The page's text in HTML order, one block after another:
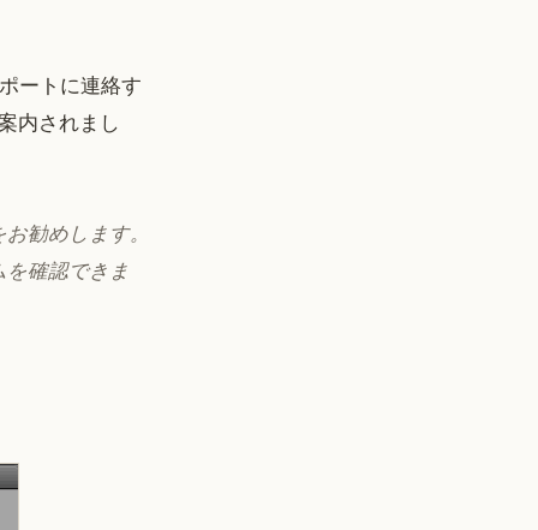
ートに連絡す
内されまし
勧めします。
確認できま